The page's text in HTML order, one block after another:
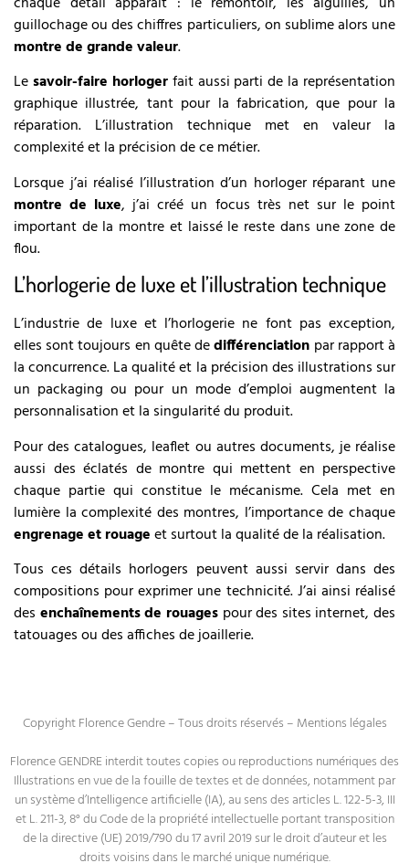
guillochage ou des chiffres particuliers, on sublime alors une
montre de grande valeur.
Lesavoir-faire horlogerfait aussi parti de la représentation
graphique illustrée, tant pour la fabrication, que pour la
réparation. L’illustration technique met en valeur la
complexité et la précision de ce métier.
Lorsque j’ai réalisé l’illustration d’un horloger réparant une
montre de luxe, j’ai créé un focus très net sur le point
important de la montre et laissé le reste dans une zone de
flou.
L’horlogerie de luxe et l’illustration technique
L’industrie de luxe et l’horlogerie ne font pas exception,
elles sont toujours en quête dedifférenciation par rapport à
la concurrence. La qualité et la précision des illustrations sur
un packaging ou pour un mode d’emploi augmentent la
personnalisation et la singularité du produit.
Pour des catalogues, leaflet ou autres documents, je réalise
aussi des éclatés de montre qui mettent en perspective
chaque partie qui constitue le mécanisme. Cela met en
lumière la complexité des montres, l’importance de chaque
engrenage et rouageet surtout la qualité de la réalisation.
Tous ces détails horlogers peuvent aussi servir dans des
compositions pour exprimer une technicité. J’ai ainsi réalisé
des enchaînements de rouagespour des sites internet, des
tatouages ou des affiches de joaillerie.
Copyright Florence Gendre – Tous droits réservés – Mentions légales
Florence GENDRE interdit toutes copies ou reproductions numériques des
Illustrations en vue de la fouille de textes et de données, notamment par
un système d’Intelligence artificielle (IA), au sens des articles L. 122-5-3, III
et L. 211-3, 8° du Code de la propriété intellectuelle portant transposition
de la directive (UE) 2019/790 du 17 avril 2019 sur le droit d’auteur et les
droits voisins dans le marché unique numérique.